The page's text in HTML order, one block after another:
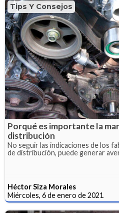
Tips Y Consejos
Porqué es importante la
distribución
No seguir las indicaciones de los
de distribución, puede generar
Héctor Siza Morales
Miércoles, 6 de enero de 2021